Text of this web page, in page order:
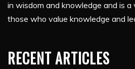
in wisdom and knowledge and is a
those who value knowledge and
RECENT ARTICLES